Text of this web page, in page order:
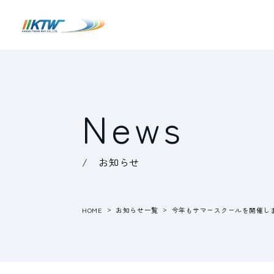
News
/ お知らせ
HOME お知らせ一覧 今年もサマースクールを開催し